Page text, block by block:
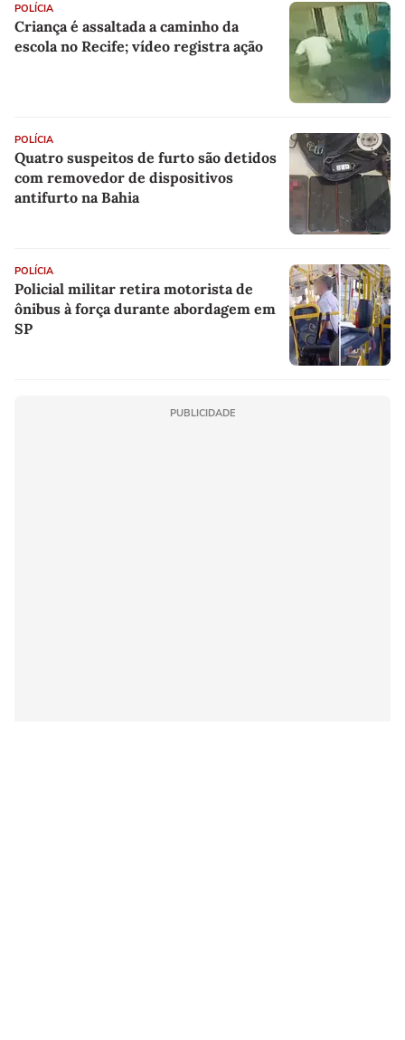
POLÍCIA
Criança é assaltada a caminho da
escola no Recife; vídeo registra ação
POLÍCIA
Quatro suspeitos de furto são detidos
com removedor de dispositivos
antifurto na Bahia
POLÍCIA
Policial militar retira motorista de
ônibus à força durante abordagem em
SP
PUBLICIDADE